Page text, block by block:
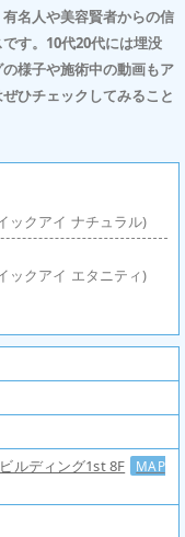
名人や美容賢者からの信
す。10代20代には埋没
様子や施術中の動画もア
ひチェックしてみること
ックアイ ナチュラル)
ックアイ エタニティ)
ルディング1st 8F MAP